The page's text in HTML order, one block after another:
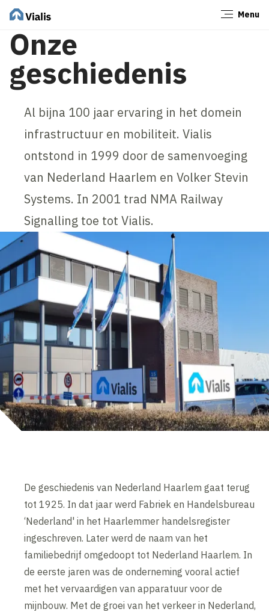
Menu
Onze
geschiedenis
Al bijna 100 jaar ervaring in het domein
infrastructuur en mobiliteit. Vialis
ontstond in 1999 door de samenvoeging
van Nederland Haarlem en Volker Stevin
Systems. In 2001 trad NMA Railway
Signalling toe tot Vialis.
De geschiedenis van Nederland Haarlem gaat terug
tot 1925. In dat jaar werd Fabriek en Handelsbureau
‘Nederland' in het Haarlemmer handelsregister
ingeschreven. Later werd de naam van het
familiebedrijf omgedoopt tot Nederland Haarlem. In
de eerste jaren was de onderneming vooral actief
met het vervaardigen van apparatuur voor de
mijnbouw. Met de groei van het verkeer in Nederland,
Sluiten